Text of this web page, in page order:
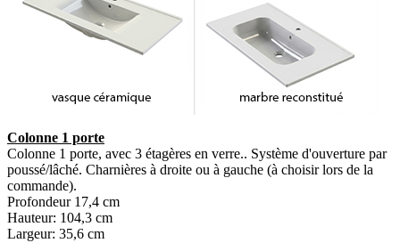
Colonne 1 porte
Colonne 1 porte, avec 3 étagères en verre.. Système d'ouverture par
poussé/lâché. Charnières à droite ou à gauche (à choisir lors de la
commande).
Profondeur 17,4 cm
Hauteur: 104,3 cm
Largeur: 35,6 cm